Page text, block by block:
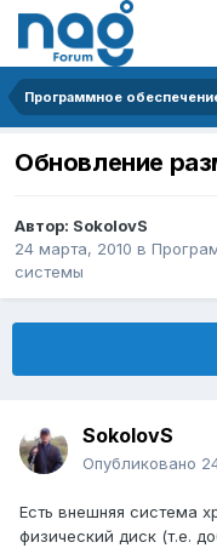
Программное
Обновление
Автор: SokolovS
24 марта, 2010 в
системы
SokolovS
Опубликовано
Есть внешняя система
физический диск (т.е.